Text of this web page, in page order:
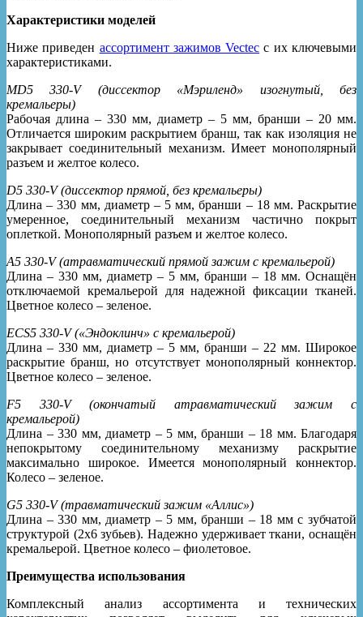
Характеристики моделей
Ниже приведен ассортимент зажимов Vectec с их ключевыми
характеристиками.
MD5 330-V (диссектор «Мэриленд» изогнутый, без
кремальеры)
Рабочая длина – 330 мм, диаметр – 5 мм, бранши – 20 мм.
Отличается широким раскрытием бранш, так как изоляция не
закрывает соединительный механизм. Имеет монополярный
разъем и желтое колесо.
D5 330-V (диссектор прямой, без кремальеры)
Длина – 330 мм, диаметр – 5 мм, бранши – 18 мм. Раскрытие
умеренное, соединительный механизм частично покрыт
оплеткой. Монополярный разъем и желтое колесо.
A5 330-V (атравматический прямой зажим с кремальерой)
Длина – 330 мм, диаметр – 5 мм, бранши – 18 мм. Оснащён
отключаемой кремальерой для надежной фиксации тканей.
Цветное колесо – зеленое.
ECS5 330-V («Эндоклинч» с кремальерой)
Длина – 330 мм, диаметр – 5 мм, бранши – 22 мм. Широкое
раскрытие бранш, но отсутствует монополярный коннектор.
Цветное колесо – зеленое.
F5 330-V (окончатый атравматический зажим с
кремальерой)
Длина – 330 мм, диаметр – 5 мм, бранши – 18 мм. Благодаря
непокрытому соединительному механизму раскрытие
максимально широкое. Имеется монополярный коннектор.
Колесо – зеленое.
G5 330-V (травматический зажим «Аллис»)
Длина – 330 мм, диаметр – 5 мм, бранши – 18 мм с зубчатой
структурой (2х6 зубьев). Надежно удерживает ткани, оснащён
кремальерой. Цветное колесо – фиолетовое.
Преимущества использования
Комплексный анализ ассортимента и технических